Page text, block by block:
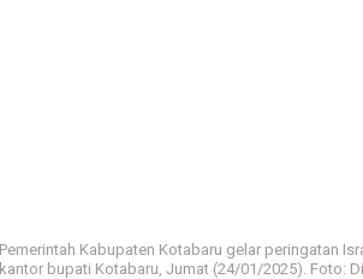
Pemerintah Kabupaten Kotabaru gelar peringatan
kantor bupati Kotabaru, Jumat (24/01/2025). Foto: